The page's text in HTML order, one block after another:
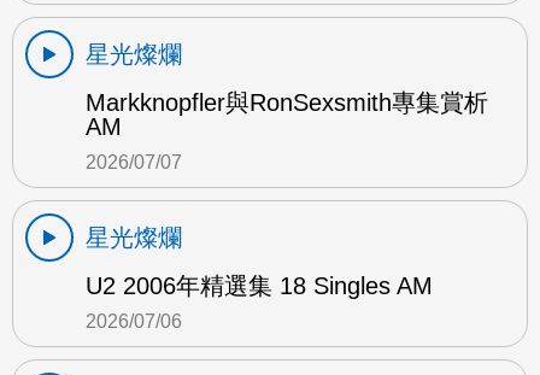
星光燦爛
Markknopfler與RonSexsmith專集賞析
AM
2026/07/07
星光燦爛
U2 2006年精選集 18 Singles AM
2026/07/06